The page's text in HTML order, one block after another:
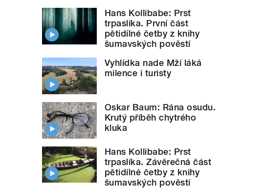
Hans Kollibabe: Prst
trpaslíka. První část
pětidílné četby z knihy
šumavských pověstí
Vyhlídka nade Mží láká
milence i turisty
Oskar Baum: Rána osudu.
Krutý příběh chytrého
kluka
Hans Kollibabe: Prst
trpaslíka. Závěrečná část
pětidílné četby z knihy
šumavských pověstí